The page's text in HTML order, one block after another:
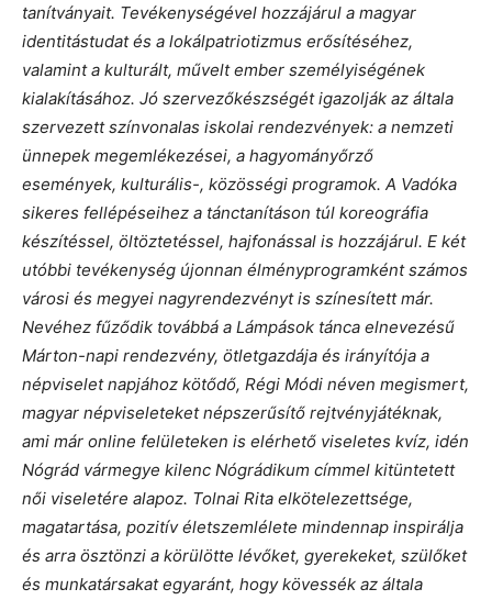
tanítványait. Tevékenységével hozzájárul a magyar
identitástudat és a lokálpatriotizmus erősítéséhez,
valamint a kulturált, művelt ember személyiségének
kialakításához. Jó szervezőkészségét igazolják az általa
szervezett színvonalas iskolai rendezvények: a nemzeti
ünnepek megemlékezései, a hagyományőrző
események, kulturális-, közösségi programok. A Vadóka
sikeres fellépéseihez a tánctanításon túl koreográfia
készítéssel, öltöztetéssel, hajfonással is hozzájárul. E két
utóbbi tevékenység újonnan élményprogramként számos
városi és megyei nagyrendezvényt is színesített már.
Nevéhez fűződik továbbá a Lámpások tánca elnevezésű
Márton-napi rendezvény, ötletgazdája és irányítója a
népviselet napjához kötődő, Régi Módi néven megismert,
magyar népviseleteket népszerűsítő rejtvényjátéknak,
ami már online felületeken is elérhető viseletes kvíz, idén
Nógrád vármegye kilenc Nógrádikum címmel kitüntetett
női viseletére alapoz. Tolnai Rita elkötelezettsége,
magatartása, pozitív életszemlélete mindennap inspirálja
és arra ösztönzi a körülötte lévőket, gyerekeket, szülőket
és munkatársakat egyaránt, hogy kövessék az általa